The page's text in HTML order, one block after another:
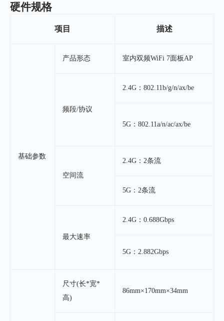
硬件规格
项目 描述
基础参数
产品形态 室内双频WiFi 7面板AP
频段/协议
2.4G：802.11b/g/n/ax/be
5G：802.11a/n/ac/ax/be
空间流
2.4G：2条流
5G：2条流
最大速率
2.4G：0.688Gbps
5G：2.882Gbps
尺寸(长*宽*
高)
86mm×170mm×34mm